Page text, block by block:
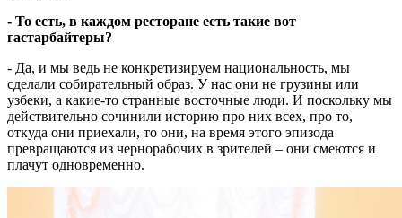
- То есть, в каждом ресторане есть такие вот
гастарбайтеры?
- Да, и мы ведь не конкретизируем национальность, мы
сделали собирательный образ. У нас они не грузины или
узбеки, а какие-то странные восточные люди. И поскольку мы
действительно сочинили историю про них всех, про то,
откуда они приехали, то они, на время этого эпизода
превращаются из чернорабочих в зрителей – они смеются и
плачут одновременно.